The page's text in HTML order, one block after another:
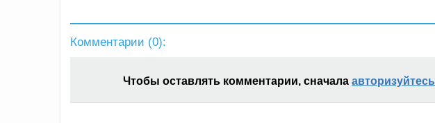
Комментарии (0):
Чтобы оставлять комментарии, сначала авторизуйтесь